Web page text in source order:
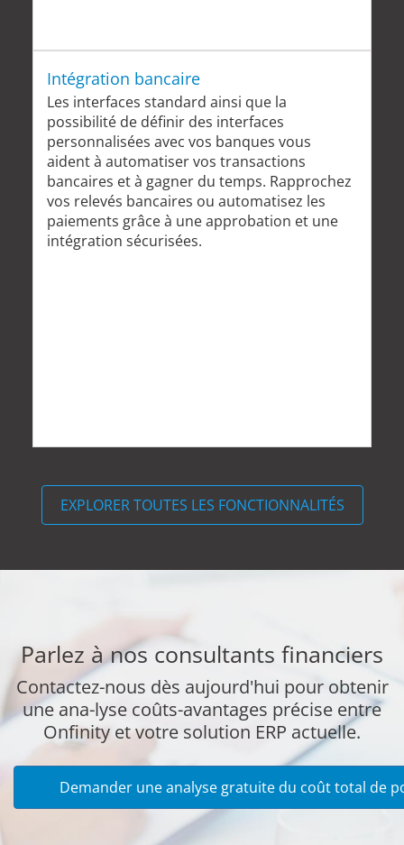
Intégration bancaire
Les interfaces standard ainsi que la
possibilité de définir des interfaces
personnalisées avec vos banques vous
aident à automatiser vos transactions
bancaires et à gagner du temps. Rapprochez
vos relevés bancaires ou automatisez les
paiements grâce à une approbation et une
intégration sécurisées.
EXPLORER TOUTES LES FONCTIONNALITÉS
Parlez à nos consultants financiers
Contactez-nous dès aujourd'hui pour obtenir
une ana-lyse coûts-avantages précise entre
Onfinity et votre solution ERP actuelle.
Demander une analyse gratuite du coût total de